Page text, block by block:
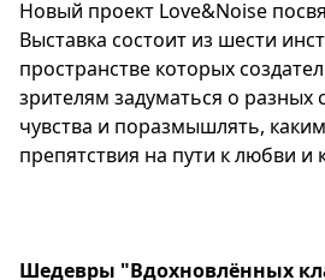
Новый проект Love&Noise
Выставка состоит из шести
пространстве которых
зрителям задуматься о разных
чувства и поразмышлять,
препятствия на пути к любви и
Шедевры "Вдохновлённых